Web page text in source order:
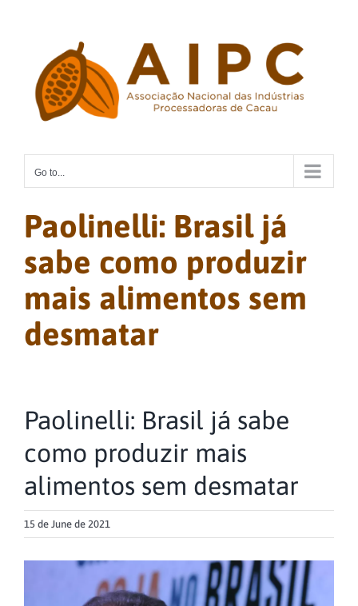
Go to...
Paolinelli: Brasil já
sabe como produzir
mais alimentos sem
desmatar
Paolinelli: Brasil já sabe
como produzir mais
alimentos sem desmatar
15 de June de 2021